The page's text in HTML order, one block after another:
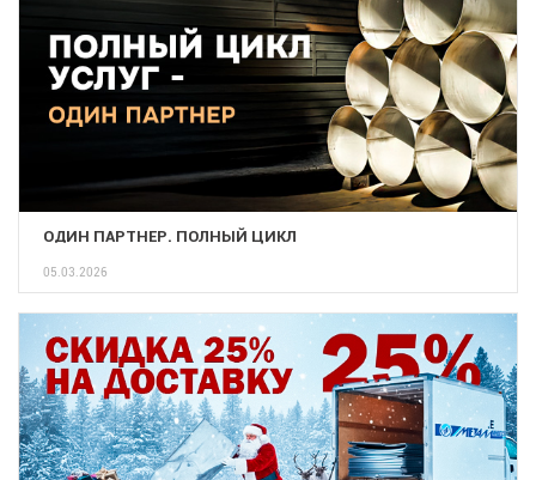
ОДИН ПАРТНЕР. ПОЛНЫЙ ЦИКЛ
05.03.2026